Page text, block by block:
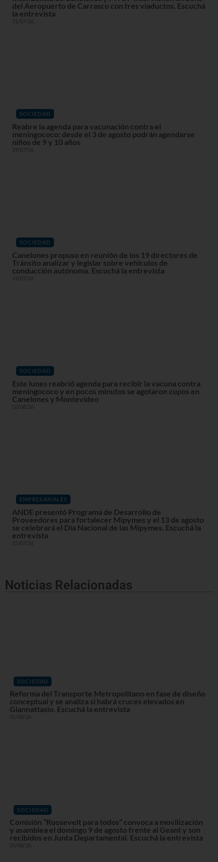
del Aeropuerto de Carrasco con tres viaductos. Escuchá
la entrevista
31/07/26
SOCIEDAD
Reabre la agenda para vacunación contra el
meningococo: desde el 3 de agosto podrán agendarse
niños de 9 y 10 años
29/07/26
SOCIEDAD
Canelones propuso en reunión de los 19 directores de
Tránsito analizar y legislar sobre vehículos de
conducción autónoma. Escuchá la entrevista
31/07/26
SOCIEDAD
Este lunes reabrió agenda para recibir la vacuna contra
meningococo y en pocos minutos se agotaron cupos en
Canelones y Montevideo
03/08/26
EMPRESARIALES
ANDE presentó Programa de Desarrollo de
Proveedores para fortalecer Mipymes y el 13 de agosto
se celebrará el Día Nacional de las Mipymes. Escuchá la
entrevista
31/07/26
Noticias Relacionadas
SOCIEDAD
Reforma del Transporte Metropolitano en fase de diseño
conceptual y se analiza si habrá cruces elevados en
Giannattasio. Escuchá la entrevista
05/08/26
SOCIEDAD
Comisión “Roosevelt para todos” convoca a movilización
y asamblea el domingo 9 de agosto frente al Geant y son
recibidos en Junta Departamental. Escuchá la entrevista
05/08/26